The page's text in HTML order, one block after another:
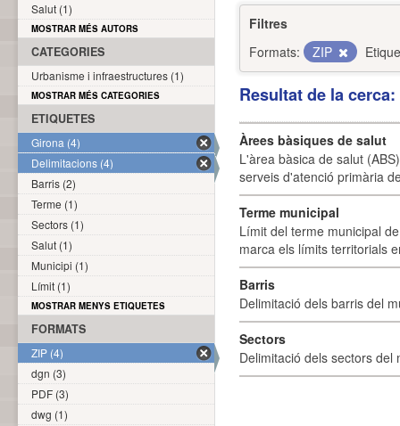
Filtres
Formats:
ZIP
Resultat de la
Àrees bàsiques de salut
L'àrea bàsica de salut
serveis d'atenció primària
Terme municipal
Límit del terme municipal
marca els límits territorials
Barris
Delimitació dels barris del
Sectors
Delimitació dels sectors del
Salut (1)
MOSTRAR MÉS AUTORS
CATEGORIES
Urbanisme i infraestructures (1)
MOSTRAR MÉS CATEGORIES
ETIQUETES
Girona (4)
Delimitacions (4)
Barris (2)
Terme (1)
Sectors (1)
Salut (1)
Municipi (1)
Límit (1)
MOSTRAR MENYS ETIQUETES
FORMATS
ZIP (4)
dgn (3)
PDF (3)
dwg (1)